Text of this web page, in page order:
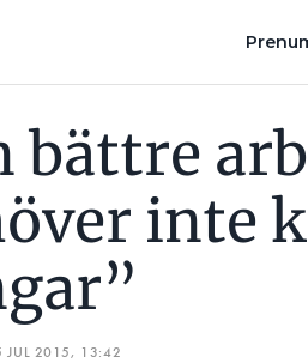
bättre
inte
JUL 2015, 13:42
KOSTA PENGAR”